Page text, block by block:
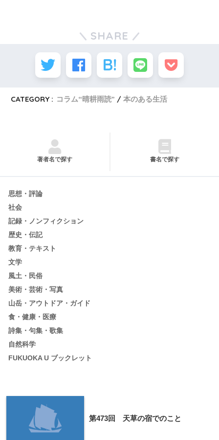
SHARE
CATEGORY : コラム“晴耕雨読” 本のある生活
著者名で探す 書名で探す
思想・評論
社会
記録・ノンフィクション
歴史・伝記
教育・テキスト
文学
風土・民俗
美術・芸術・写真
山岳・アウトドア・ガイド
食・健康・医療
詩集・句集・歌集
自然科学
FUKUOKA U ブックレット
第473回 天草の宿でのこと